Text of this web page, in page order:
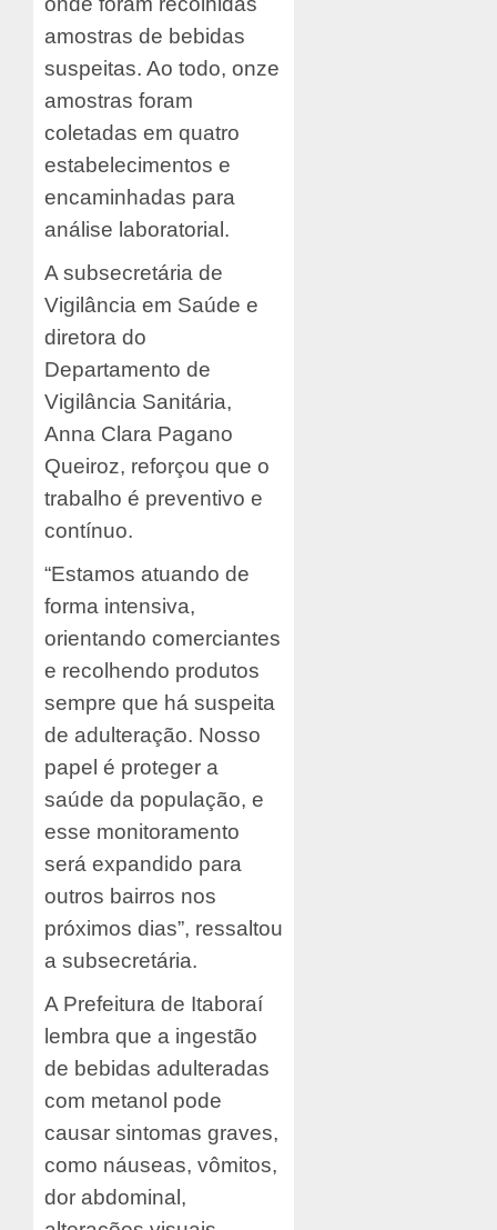
amostras de bebidas
suspeitas. Ao todo, onze
amostras foram
coletadas em quatro
estabelecimentos e
encaminhadas para
análise laboratorial.
A subsecretária de
Vigilância em Saúde e
diretora do
Departamento de
Vigilância Sanitária,
Anna Clara Pagano
Queiroz, reforçou que o
trabalho é preventivo e
contínuo.
“Estamos atuando de
forma intensiva,
orientando comerciantes
e recolhendo produtos
sempre que há suspeita
de adulteração. Nosso
papel é proteger a
saúde da população, e
esse monitoramento
será expandido para
outros bairros nos
próximos dias”, ressaltou
a subsecretária.
A Prefeitura de Itaboraí
lembra que a ingestão
de bebidas adulteradas
com metanol pode
causar sintomas graves,
como náuseas, vômitos,
dor abdominal,